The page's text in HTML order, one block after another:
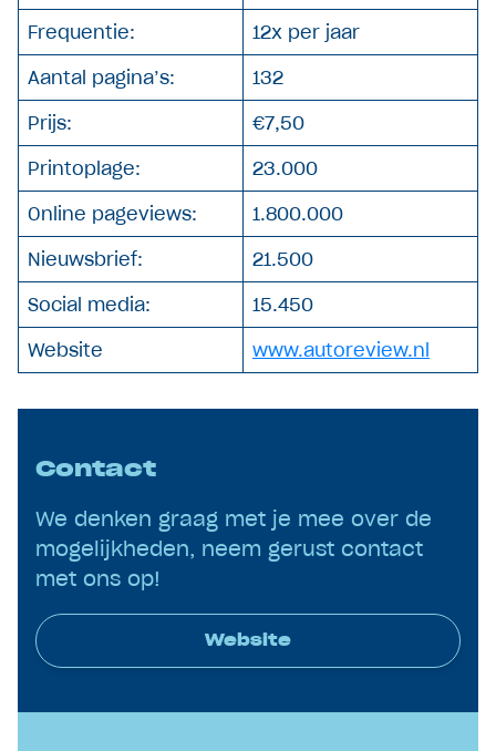
Frequentie: 12x per jaar
Aantal pagina’s: 132
Prijs: €7,50
Printoplage: 23.000
Online pageviews: 1.800.000
Nieuwsbrief: 21.500
Social media: 15.450
Website www.autoreview.nl
Contact
We denken graag met je mee over de
mogelijkheden, neem gerust contact
met ons op!
Website